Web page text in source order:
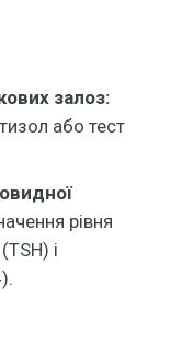
залоз:
або тест
рівня
і